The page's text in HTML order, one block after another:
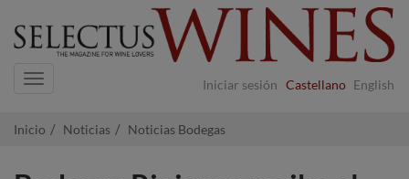
Iniciar sesión Castellano English
Navigation
Inicio Noticias Noticias Bodegas